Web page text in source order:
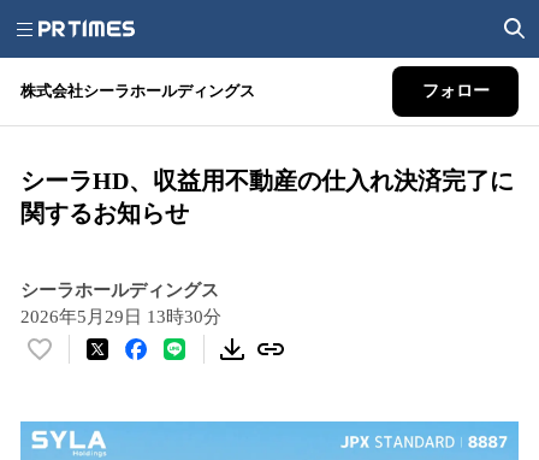
株式会社シーラホールディングス フォロー
シーラHD、収益用不動産の仕入れ決済完了に
関するお知らせ
シーラホールディングス
2026年5月29日 13時30分
い
！